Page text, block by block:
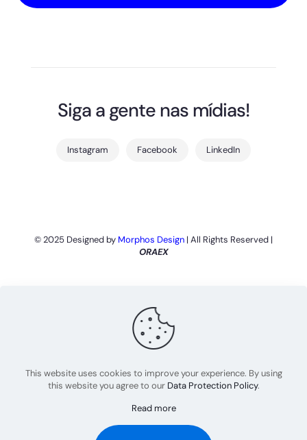
Siga a gente nas mídias!
Instagram Facebook LinkedIn
© 2025 Designed by Morphos Design | All Rights Reserved |
ORAEX
This website uses cookies to improve your experience. By using
this website you agree to our Data Protection Policy.
Read more